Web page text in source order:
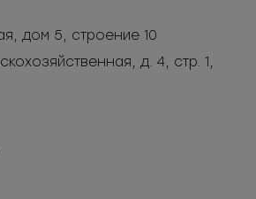
дом 5, строение 10
д. 4, стр. 1,